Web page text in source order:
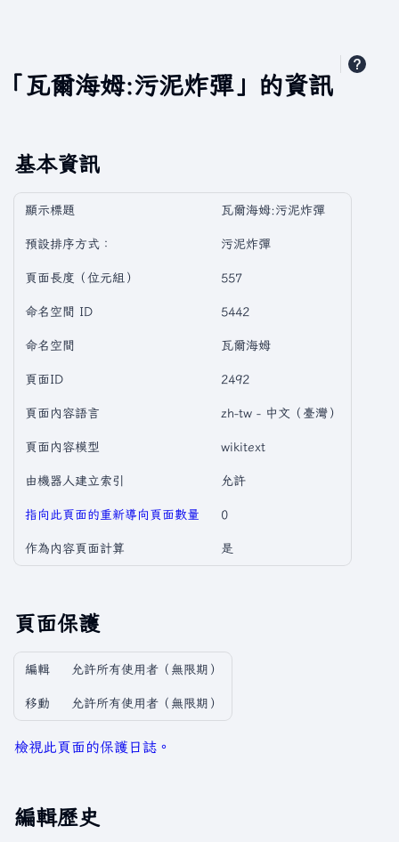
「瓦爾海姆:污泥炸彈」的資訊
基本資訊
顯示標題 瓦爾海姆:污泥炸彈
預設排序方式： 污泥炸彈
頁面長度（位元組） 557
命名空間 ID 5442
命名空間 瓦爾海姆
頁面ID 2492
頁面內容語言 zh-tw - 中文（臺灣）
頁面內容模型 wikitext
由機器人建立索引 允許
指向此頁面的重新導向頁面數量 0
作為內容頁面計算 是
頁面保護
編輯 允許所有使用者​（無限期）
移動 允許所有使用者​（無限期）
檢視此頁面的保護日誌。
編輯歷史